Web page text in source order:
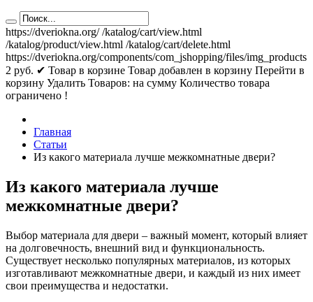
https://dveriokna.org/ /katalog/cart/view.html
/katalog/product/view.html /katalog/cart/delete.html
https://dveriokna.org/components/com_jshopping/files/img_products
2 руб. ✔ Товар в корзине Товар добавлен в корзину Перейти в
корзину Удалить Товаров: на сумму Количество товара
ограничено !
Главная
Статьи
Из какого материала лучше межкомнатные двери?
Из какого материала лучше
межкомнатные двери?
Выбор материала для двери – важный момент, который влияет
на долговечность, внешний вид и функциональность.
Существует несколько популярных материалов, из которых
изготавливают межкомнатные двери, и каждый из них имеет
свои преимущества и недостатки.